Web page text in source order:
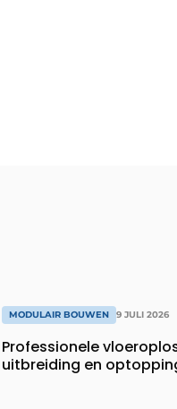
MODULAIR BOUWEN 9 JULI 2026
Professionele
uitbreiding en